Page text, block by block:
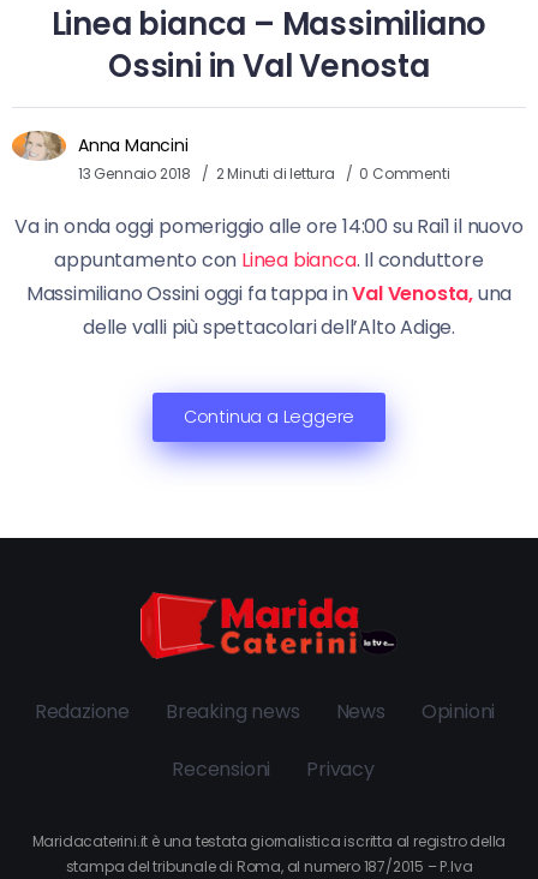
Linea bianca – Massimiliano
Ossini in Val Venosta
Anna Mancini
13 Gennaio 2018 2 Minuti di lettura 0 Commenti
Va in onda oggi pomeriggio alle ore 14:00 su Rai1 il nuovo
appuntamento con Linea bianca. Il conduttore
Massimiliano Ossini oggi fa tappa inVal Venosta,una
delle valli più spettacolari dell’Alto Adige.
Continua a Leggere
Redazione Breaking news News Opinioni
Recensioni Privacy
Maridacaterini.it è una testata giornalistica iscritta al registro della
stampa del tribunale di Roma, al numero 187/2015 – P.Iva